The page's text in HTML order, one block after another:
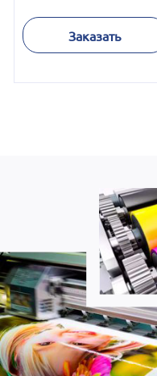
Заказать